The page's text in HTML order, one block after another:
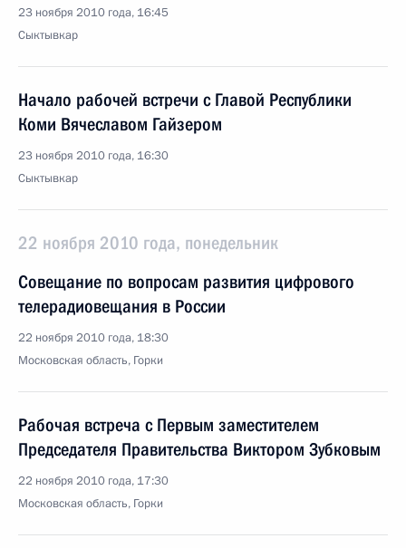
23 ноября 2010 года, 16:45
Сыктывкар
Начало рабочей встречи с Главой Республики
Коми Вячеславом Гайзером
23 ноября 2010 года, 16:30
Сыктывкар
22 ноября 2010 года, понедельник
Совещание по вопросам развития цифрового
телерадиовещания в России
22 ноября 2010 года, 18:30
Московская область, Горки
Рабочая встреча с Первым заместителем
Председателя Правительства Виктором Зубковым
22 ноября 2010 года, 17:30
Московская область, Горки